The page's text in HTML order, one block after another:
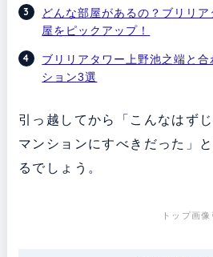
どんな部屋があるの？ブリリ
屋をピックアップ！
ブリリアタワー上野池之端と
ション3選
引っ越してから「こんなはず
マンションにすべきだった」
るでしょう。
トップ画